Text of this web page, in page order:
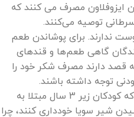
ایزوفلاون مصرف می کنند که
توصیه می‌کنند.
ندارند. برای پوشاندن طعم
گاهی طعم‌ها و قندهای
قصد دارند مصرف شکر خود را
توجه داشته باشند.
ممکن است پزشکان توصیه کنند که کودکان زیر 3 سال مبتلا به
شیر سویا خودداری کنند، چرا